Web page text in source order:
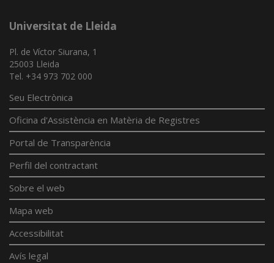
Universitat de Lleida
Pl. de Víctor Siurana, 1
25003 Lleida
Tel. +34 973 702 000
Seu Electrònica
Oficina d'Assistència en Matèria de Registres
Portal de Transparència
Perfil del contractant
Sobre el web
Mapa web
Accessibilitat
Avís legal